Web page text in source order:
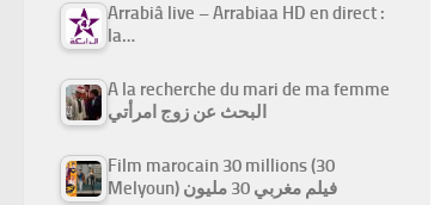
Arrabiâ live – Arrabiaa HD en direct :
la…
A la recherche du mari de ma femme
البحث عن زوج امرأتي
Film marocain 30 millions (30
Melyoun) فيلم مغربي 30 مليون